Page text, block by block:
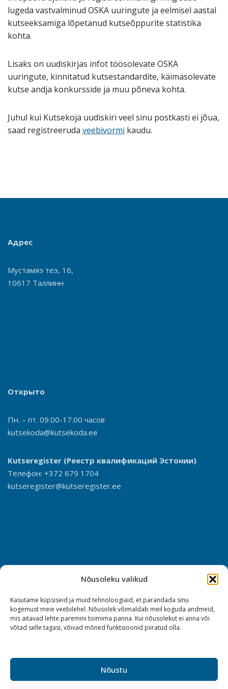
Nõusoleku valikud
Kasutame küpsiseid ja muid tehnoloogiaid, et parandada sinu
kogemust meie veebilehel. Nõusolek võimaldab meil koguda andmeid,
mis aitavad lehte paremini toimima panna. Kui nõusolekut ei anna või
võtad selle tagasi, võivad mõned funktsioonid piiratud olla.
Nõustu
lugeda vastvalminud OSKA uuringute ja eelmisel aastal
kutseeksamiga lõpetanud kutseõppurite statistika
kohta.
Lisaks on uudiskirjas infot töösolevate OSKA
uuringute, kinnitatud kutsestandardite, käimasolevate
kutse andja konkursside ja muu põneva kohta.
Juhul kui Kutsekoja uudiskiri veel sinu postkasti ei jõua,
saad registreeruda veebivormi kaudu.
Адрес
Мустамяэ теэ, 16,
10617 Таллинн
Открыто
Пн. – пт. 09.00-17.00 часов
kutsekoda@kutsekoda.ee
Kutseregister (Реестр квалификаций Эстонии)
Телефон: +372 679 1704
kutseregister@kutseregister.ee